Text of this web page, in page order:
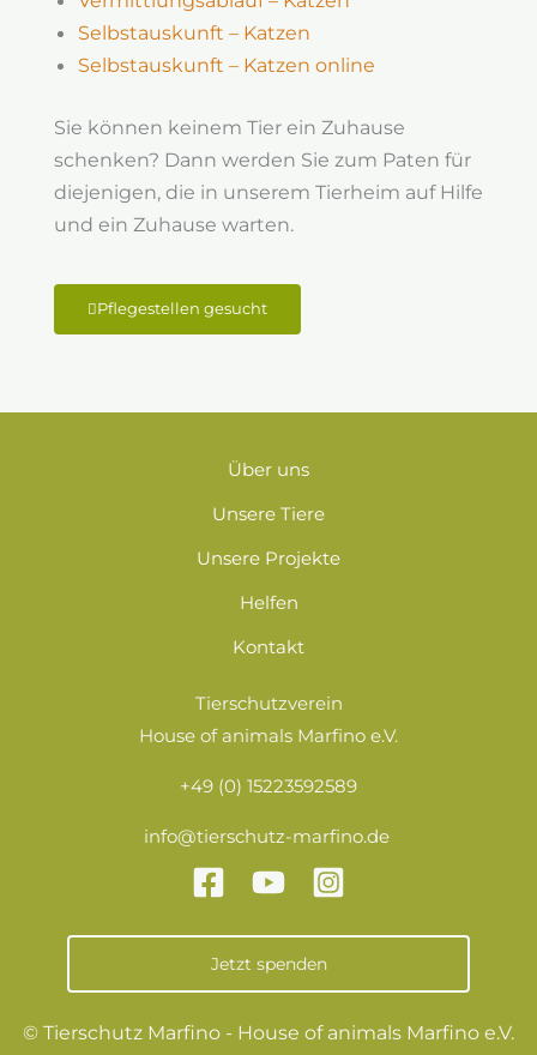
Selbstauskunft – Katzen
Selbstauskunft – Katzen online
Sie können keinem Tier ein Zuhause
schenken? Dann werden Sie zum Paten für
diejenigen, die in unserem Tierheim auf Hilfe
und ein Zuhause warten.
Pflegestellen gesucht
Über uns
Unsere Tiere
Unsere Projekte
Helfen
Kontakt
Tierschutzverein
House of animals Marfino e.V.
+49 (0) 15223592589
info@tierschutz-marfino.de
Jetzt spenden
© Tierschutz Marfino - House of animals Marfino e.V.